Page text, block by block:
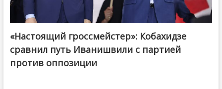
@ქართული ოცნება / Georgian Dream
«Настоящий гроссмейстер»: Кобахидзе
сравнил путь Иванишвили с партией
против оппозиции